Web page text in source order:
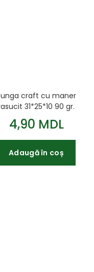
craft cu maner
31*25*10 90 gr.
4,90 MDL
Adaugă în coș